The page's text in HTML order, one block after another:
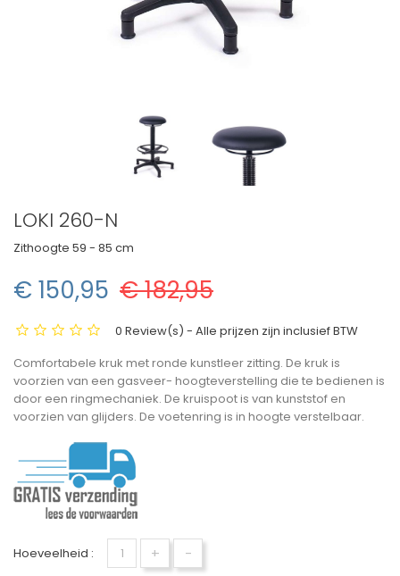
LOKI 260-N
Zithoogte 59 - 85 cm
€ 150,95 € 182,95
0 Review(s) - Alle prijzen zijn inclusief BTW
Comfortabele kruk met ronde kunstleer zitting. De kruk is
voorzien van een gasveer- hoogteverstelling die te bedienen is
door een ringmechaniek. De kruispoot is van kunststof en
voorzien van glijders. De voetenring is in hoogte verstelbaar.
Hoeveelheid : + -